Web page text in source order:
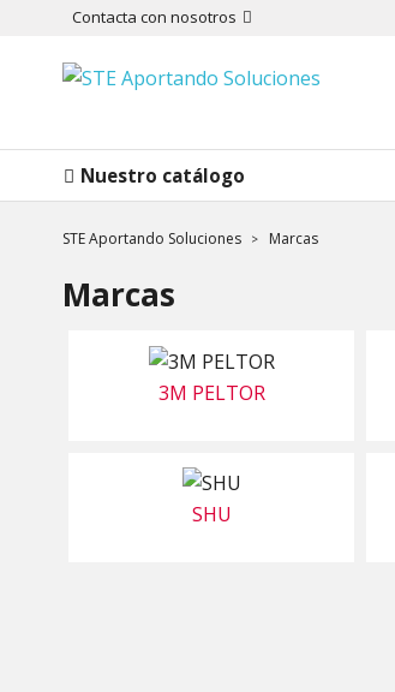
Contacta con nosotros
Nuestro catálogo
STE Aportando Soluciones Marcas
Marcas
3M PELTOR
SHU